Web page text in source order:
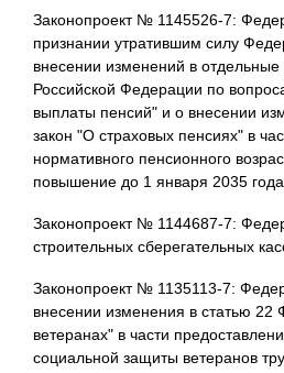
Законопроект № 1145526-7:
признании утратившим силу
внесении изменений в
Российской Федерации по
выплаты пенсий" и о внесении
закон "О страховых пенсиях" в
нормативного пенсионного
повышение до 1 января 2035
Законопроект № 1144687-7:
строительных сберегательных
Законопроект № 1135113-7:
внесении изменения в статью 22
ветеранах" в части
социальной защиты ветеранов